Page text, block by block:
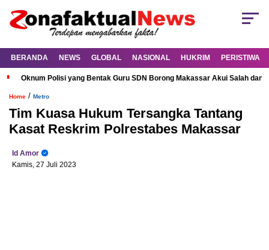
BERANDA NEWS GLOBAL NASIONAL HUKRIM PERISTIWA
Oknum Polisi yang Bentak Guru SDN Borong Makassar Akui Salah dan
Home / Metro
Tim Kuasa Hukum Tersangka Tantang
Kasat Reskrim Polrestabes Makassar
Id Amor
Kamis, 27 Juli 2023